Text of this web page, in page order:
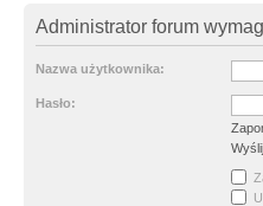
Administrator forum
Nazwa użytkownika:
Hasło: